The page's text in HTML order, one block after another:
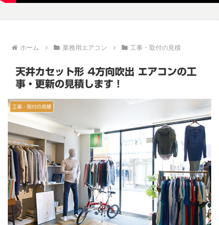
ホーム 業務用エアコン 工事・取付の見積
天井カセット形 4方向吹出 エアコンの工
事・更新の見積します！
工事・取付の見積